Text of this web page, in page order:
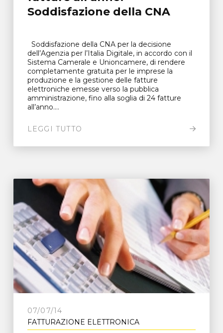
Soddisfazione della CNA
Soddisfazione della CNA per la decisione
dell’Agenzia per l’Italia Digitale, in accordo con il
Sistema Camerale e Unioncamere, di rendere
completamente gratuita per le imprese la
produzione e la gestione delle fatture
elettroniche emesse verso la pubblica
amministrazione, fino alla soglia di 24 fatture
all’anno....
LEGGI TUTTO
07/07/14
FATTURAZIONE ELETTRONICA